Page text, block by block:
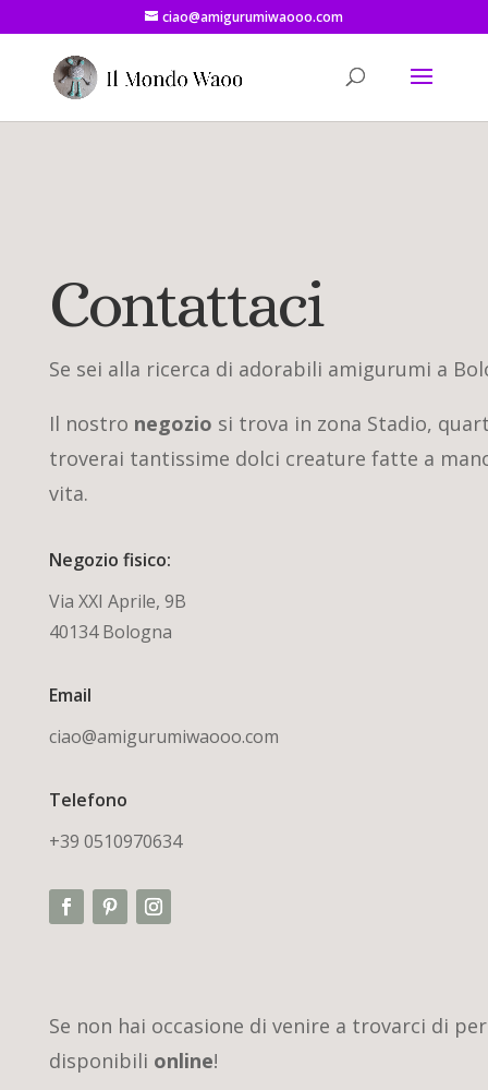
ciao@amigurumiwaooo.com
Contattaci
Se sei alla ricerca di adorabili amigurumi a
Il nostro negozio si trova in zona Stadio,
troverai tantissime dolci creature fatte a
vita.
Negozio fisico:
Via XXI Aprile, 9B
40134 Bologna
Email
ciao@amigurumiwaooo.com
Telefono
+39 0510970634
Se non hai occasione di venire a trovarci di
disponibili online!